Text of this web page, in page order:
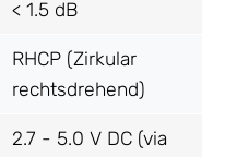
< 1.5 dB
RHCP (Zirkular
rechtsdrehend)
2.7 - 5.0 V DC (via